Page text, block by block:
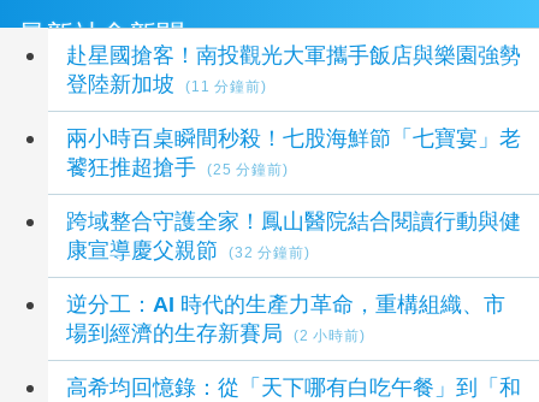
最新社會新聞
赴星國搶客！南投觀光大軍攜手飯店與樂園強勢
登陸新加坡
(11 分鐘前)
兩小時百桌瞬間秒殺！七股海鮮節「七寶宴」老
饕狂推超搶手
(25 分鐘前)
跨域整合守護全家！鳳山醫院結合閱讀行動與健
康宣導慶父親節
(32 分鐘前)
逆分工：AI 時代的生產力革命，重構組織、市
場到經濟的生存新賽局
(2 小時前)
高希均回憶錄：從「天下哪有白吃午餐」到「和